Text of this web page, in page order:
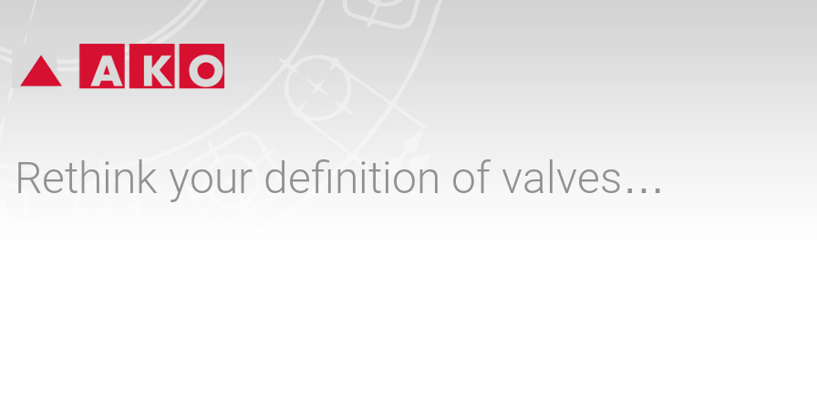
Rethink your definition of valves…